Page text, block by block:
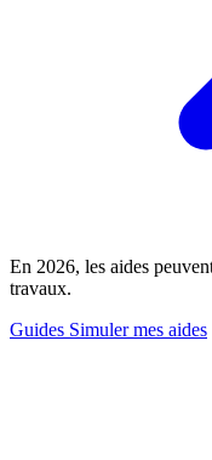
En 2026, les aides
travaux.
Guides Simuler mes aides